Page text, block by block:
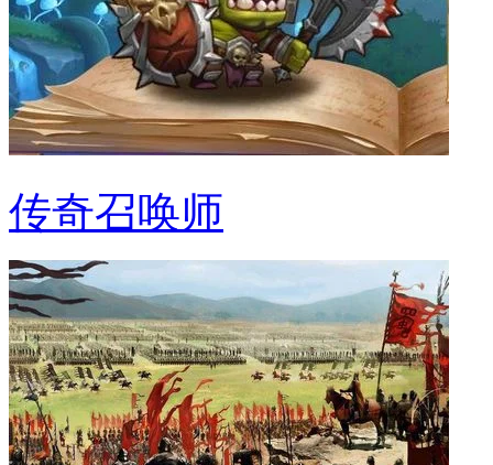
传奇召唤师